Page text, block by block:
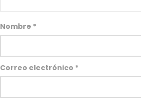
Nombre *
Correo electrónico *